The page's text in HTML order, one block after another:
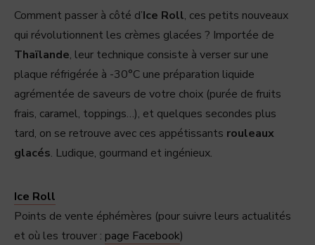
Comment passer à côté d’Ice Roll, ces petits nouveaux
qui révolutionnent les crèmes glacées ? Importée de
Thaïlande, leur technique consiste à verser sur une
plaque réfrigérée à -30°C une préparation liquide
agrémentée de saveurs de votre choix (purée de fruits
frais, caramel, toppings…), et quelques secondes plus
tard, on se retrouve avec ces appétissants rouleaux
glacés. Ludique, gourmand et ingénieux.
Ice Roll
Points de vente éphémères (pour suivre leurs actualités
et où les trouver : page Facebook)